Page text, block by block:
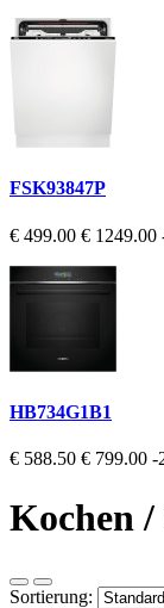
FSK93847P
€ 499.00 € 1249.00
HB734G1B1
€ 588.50 € 799.00 -
Kochen
Sortierung: